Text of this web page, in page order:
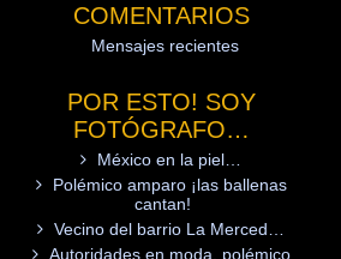
COMENTARIOS
Mensajes recientes
POR ESTO! SOY
FOTÓGRAFO…
México en la piel…
Polémico amparo ¡las ballenas
cantan!
Vecino del barrio La Merced…
Autoridades en moda, polémico